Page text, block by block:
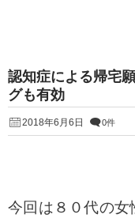
認知症による帰宅
グも有効
2018年6月6日 0件
今回は８０代の女